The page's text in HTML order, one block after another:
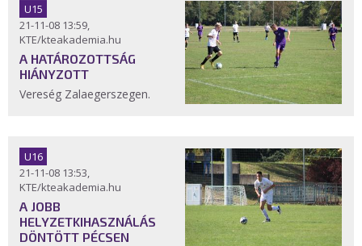
U15
21-11-08 13:59,
KTE/kteakademia.hu
A HATÁROZOTTSÁG
HIÁNYZOTT
Vereség Zalaegerszegen.
U16
21-11-08 13:53,
KTE/kteakademia.hu
A JOBB
HELYZETKIHASZNÁLÁS
DÖNTÖTT PÉCSEN